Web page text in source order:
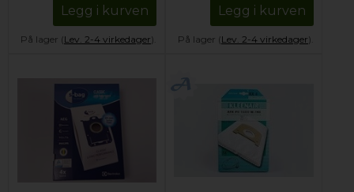
Legg i kurven
På lager (Lev. 2-4 virkedager).
Legg i kurven
På lager (Lev. 2-4 virkedager).